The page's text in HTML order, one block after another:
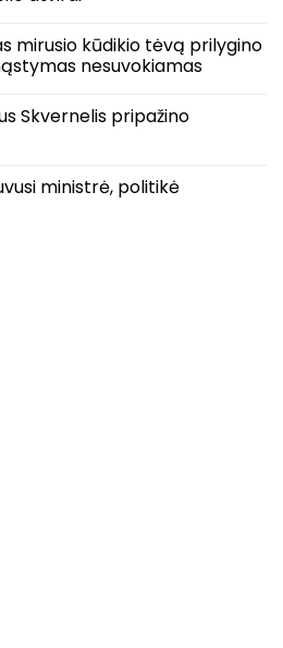
mirusio kūdikio tėvą prilygino
nesuvokiamas
Skvernelis pripažino
ministrė, politikė